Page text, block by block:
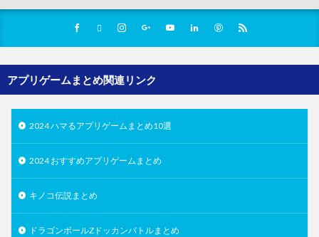
アプリゲームまとめ関連リンク
2024 ハマるアプリゲームまとめ10選
2024 おすすめアプリゲームまとめ
キノコ伝説まとめ
ドラゴンボールZドッカンバトルまとめ